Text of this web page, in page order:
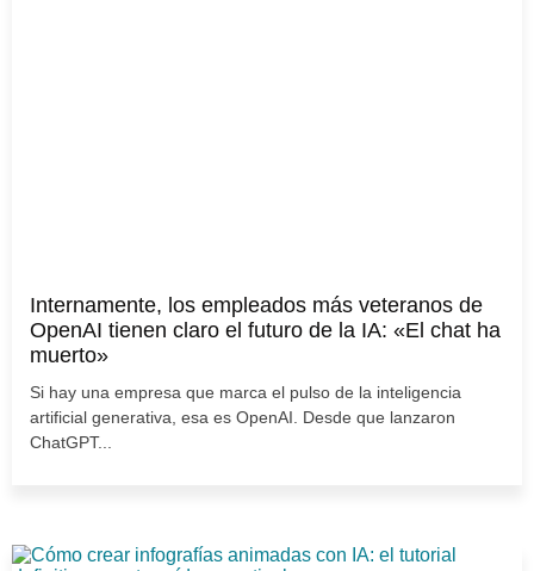
Internamente, los empleados más veteranos de
OpenAI tienen claro el futuro de la IA: «El chat ha
muerto»
Si hay una empresa que marca el pulso de la inteligencia
artificial generativa, esa es OpenAI. Desde que lanzaron
ChatGPT...